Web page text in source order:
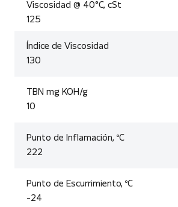
Viscosidad @ 40°C, cSt
125
Índice de Viscosidad
130
TBN mg KOH/g
10
Punto de Inflamación, ºC
222
Punto de Escurrimiento, ºC
-24